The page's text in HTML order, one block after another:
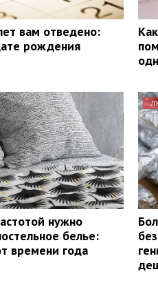
вам отведено:
рождения
нужно
белье:
времени года